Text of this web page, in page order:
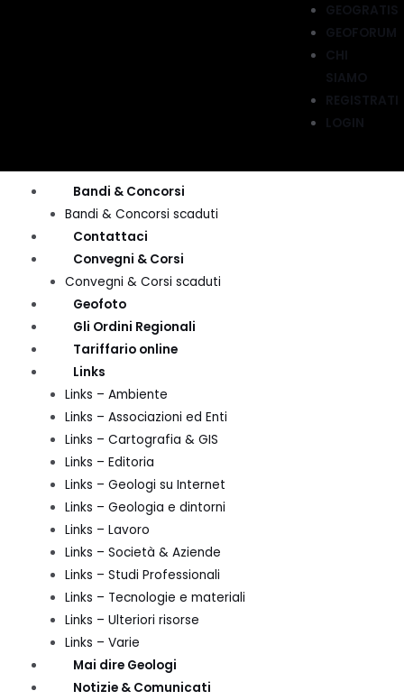
GEOGRATIS
GEOFORUM
CHI
SIAMO
REGISTRATI
LOGIN
Bandi & Concorsi
Bandi & Concorsi scaduti
Contattaci
Convegni & Corsi
Convegni & Corsi scaduti
Geofoto
Gli Ordini Regionali
Tariffario online
Links
Links – Ambiente
Links – Associazioni ed Enti
Links – Cartografia & GIS
Links – Editoria
Links – Geologi su Internet
Links – Geologia e dintorni
Links – Lavoro
Links – Società & Aziende
Links – Studi Professionali
Links – Tecnologie e materiali
Links – Ulteriori risorse
Links – Varie
Mai dire Geologi
Notizie & Comunicati